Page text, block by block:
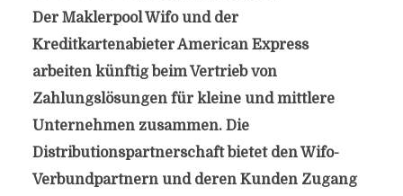
Der Maklerpool Wifo und der
Kreditkartenabieter American Express
arbeiten künftig beim Vertrieb von
Zahlungslösungen für kleine und mittlere
Unternehmen zusammen. Die
Distributionspartnerschaft bietet den Wifo-
Verbundpartnern und deren Kunden Zugang